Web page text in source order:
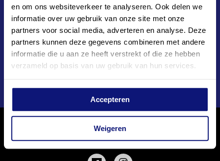
en om ons websiteverkeer te analyseren. Ook delen we
informatie over uw gebruik van onze site met onze
partners voor social media, adverteren en analyse. Deze
partners kunnen deze gegevens combineren met andere
informatie die u aan ze heeft verstrekt of die ze hebben
verzameld op basis van uw gebruik van hun services.
Accepteren
Weigeren
moment. Op het toneel maakte hij indruk in onder andere
Soldaat in Verzeten40-45.Ook schittert hij in diverse films
en is hij veelvuldig te zien op televisie als acteur en
presentator. Met zijn energie, charisma en krachtige stem
weet Soy het publiek keer op keer te betoveren.
VOLG MEDIALANE EN MIS NIETS